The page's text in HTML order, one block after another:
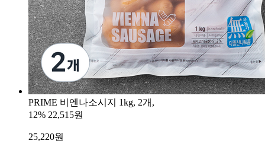
PRIME 비엔나소시지 1kg, 2개,
12% 22,515원
25,220원